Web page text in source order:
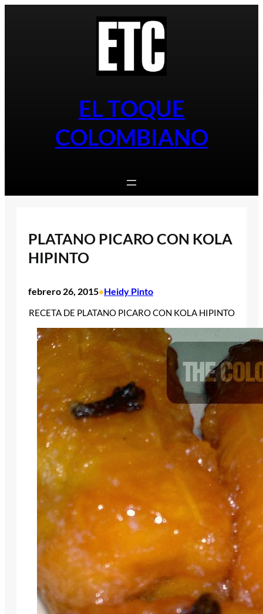
EL TOQUE
COLOMBIANO
PLATANO PICARO CON KOLA
HIPINTO
febrero 26, 2015•Heidy Pinto
RECETA DE PLATANO PICARO CON KOLA HIPINTO